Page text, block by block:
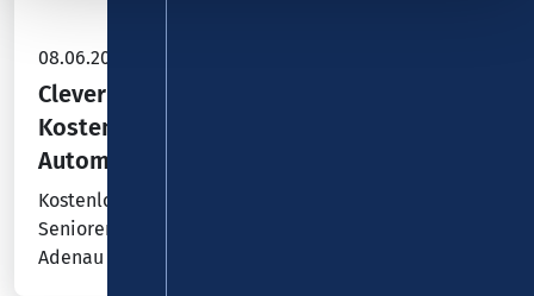
08.06.2026
Clever mobil mit Bus und Bahn:
Kostenlose Ticket- und
Automatenschulung
Kostenlose Ticket- und Automatenschulungen für
Senioren, Umsteigern oder Freizeitplanern in
Adenau und Altenahr.